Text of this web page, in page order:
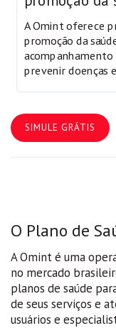
A Omint oferece
promoção da
acompanhamento
prevenir doenças
SIMULE GRÁTIS
O Plano de
A Omint é uma
no mercado
planos de saúde
de seus serviços e
usuários e